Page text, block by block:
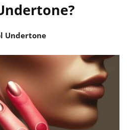
Undertone